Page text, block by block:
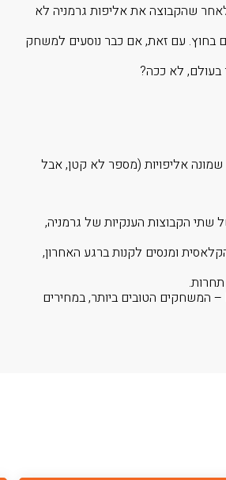
שהקבוצה את אליפות גרמניה לא
בחוץ. עם זאת, אם כבר נוסעים למשחק
בעולם, לא ככה?
אליפויות (מספר לא קטן, אבל
הקבוצות הענקיות של גרמניה,
ומנסים לקנות ברגע האחרון,
אז למה אתם מחכים? כרטיסים לליגה הגרמנית קונים רק אצלנו ב-IMTickets – המשחקים הטובים ביותר, במחירים